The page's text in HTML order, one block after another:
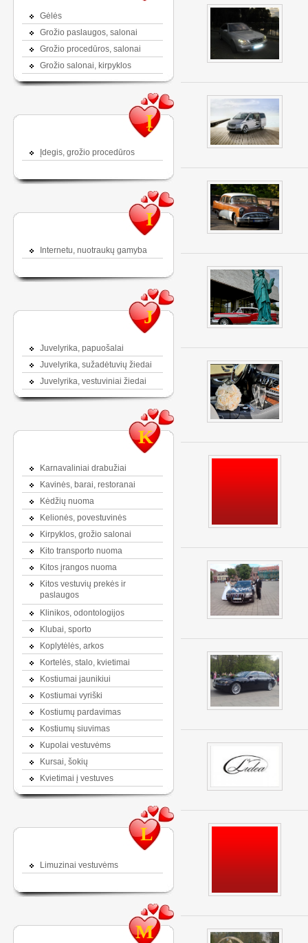
Gėlės
Grožio paslaugos, salonai
Grožio procedūros, salonai
Grožio salonai, kirpyklos
Į
Įdegis, grožio procedūros
I
Internetu, nuotraukų gamyba
J
Juvelyrika, papuošalai
Juvelyrika, sužadėtuvių žiedai
Juvelyrika, vestuviniai žiedai
K
Karnavaliniai drabužiai
Kavinės, barai, restoranai
Kėdžių nuoma
Kelionės, povestuvinės
Kirpyklos, grožio salonai
Kito transporto nuoma
Kitos įrangos nuoma
Kitos vestuvių prekės ir
paslaugos
Klinikos, odontologijos
Klubai, sporto
Koplytėlės, arkos
Kortelės, stalo, kvietimai
Kostiumai jaunikiui
Kostiumai vyriški
Kostiumų pardavimas
Kostiumų siuvimas
Kupolai vestuvėms
Kursai, šokių
Kvietimai į vestuves
L
Limuzinai vestuvėms
M